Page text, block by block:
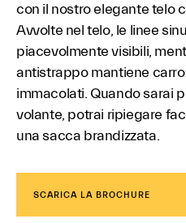
con il nostro elegante telo
Avvolte nel telo, le linee
piacevolmente visibili,
antistrappo mantiene
immacolati. Quando sarai
volante, potrai ripiegare
una sacca brandizzata.
SCARICA LA BROCHURE